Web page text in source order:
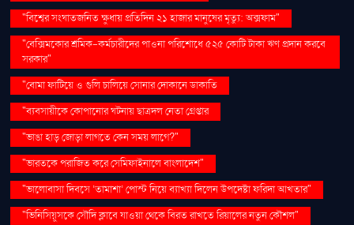
"বিশ্বের সংঘাতজনিত ক্ষুধায় প্রতিদিন ২১ হাজার মানুষের মৃত্যু: অক্সফাম"
"বেক্সিমকোর শ্রমিক-কর্মচারীদের পাওনা পরিশোধে ৫২৫ কোটি টাকা ঋণ প্রদান করবে
সরকার"
"বোমা ফাটিয়ে ও গুলি চালিয়ে সোনার দোকানে ডাকাতি
"ব্যবসায়ীকে কোপানোর ঘটনায় ছাত্রদল নেতা গ্রেপ্তার
"ভাঙা হাড় জোড়া লাগতে কেন সময় লাগে?"
"ভারতকে পরাজিত করে সেমিফাইনালে বাংলাদেশ"
"ভালোবাসা দিবসে ‘তামাশা’ পোস্ট নিয়ে ব্যাখ্যা দিলেন উপদেষ্টা ফরিদা আখতার"
"ভিনিসিয়ুসকে সৌদি ক্লাবে যাওয়া থেকে বিরত রাখতে রিয়ালের নতুন কৌশল"